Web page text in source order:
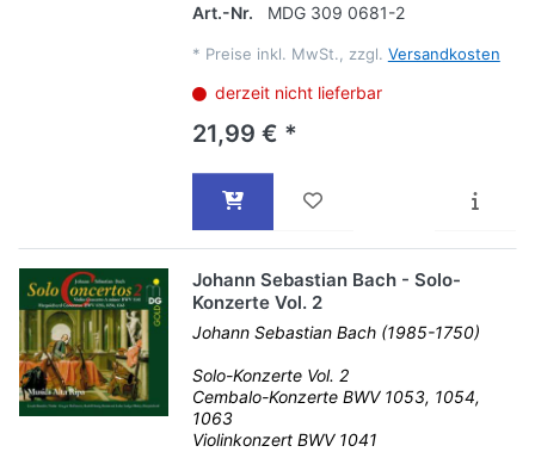
Art.-Nr.
MDG 309 0681-2
* Preise inkl. MwSt., zzgl. Versandkosten
derzeit nicht lieferbar
21,99 € *
Johann Sebastian Bach - Solo-
Konzerte Vol. 2
Johann Sebastian Bach (1985-1750)
Solo-Konzerte Vol. 2
Cembalo-Konzerte BWV 1053, 1054,
1063
Violinkonzert BWV 1041